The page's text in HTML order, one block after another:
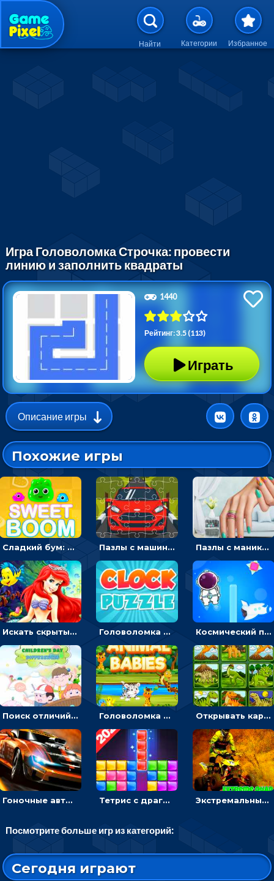
Перейти к основному
Найти Категории Избранное
Игра Головоломка Строчка: провести
линию и заполнить квадраты
1440
Рейтинг: 3.5 (113)
Играть
Описание игры
Похожие игры
Сладкий бум: тапнуть, чтобы взорвать желейки - головоломка Пазлы с машинами Форд: собирать картинки и открывать новые Пазлы с маникюром: собери идеальный рисунок для ногтей
Искать скрытый алфавит на картинках с мультяшными героями - головоломка для детей Головоломка с часами для детей: читать время по циферблату Космический побег: двигать космонавта, чтобы попасть к кораблю
Поиск отличий на картинках с детьми - головоломка Головоломка Звери-малыши: открывай карточки по очереди, чтобы найти одинаковые Открывать картинки с динозаврами и складывать в пары по памяти - головоломка
Гоночные авто в пазлах: разбей картинку и собери снова Тетрис с драгоценными камнями: расставляй блоки, чтобы получить линию - головоломка Экстремальные пазлы с квадроциклами: собирать крутые тачки
Посмотрите больше игр из категорий:
Сегодня играют